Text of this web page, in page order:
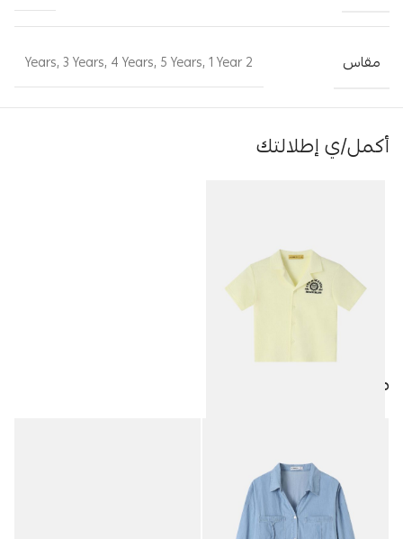
مقاس 2 Years
, 3 Years, 4 Years, 5 Years, 1 Year
أكمل/ي إطلالتك
منتجات مميزة